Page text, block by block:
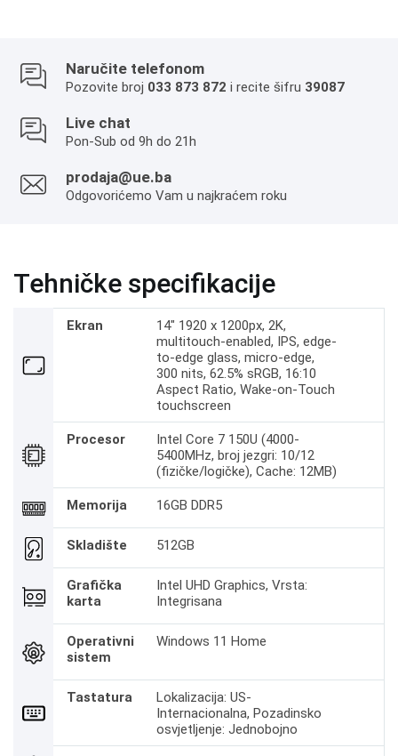
Naručite telefonom
Pozovite broj 033 873 872 i recite šifru 39087
Live chat
Pon-Sub od 9h do 21h
prodaja@ue.ba
Odgovorićemo Vam u najkraćem roku
Tehničke specifikacije
Ekran
14" 1920 x 1200px, 2K,
multitouch-enabled, IPS, edge-
to-edge glass, micro-edge,
300 nits, 62.5% sRGB, 16:10
Aspect Ratio, Wake-on-Touch
touchscreen
Procesor
Intel Core 7 150U (4000-
5400MHz, broj jezgri: 10/12
(fizičke/logičke), Cache: 12MB)
Memorija 16GB DDR5
Skladište 512GB
Grafička
karta
Intel UHD Graphics, Vrsta:
Integrisana
Operativni
sistem
Windows 11 Home
Tastatura
Lokalizacija: US-
Internacionalna, Pozadinsko
osvjetljenje: Jednobojno